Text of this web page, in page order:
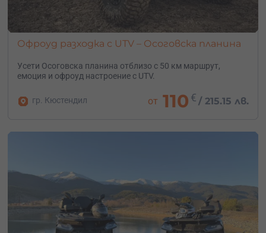
Офроуд разходка с UTV – Осоговска планина
Усети Осоговска планина отблизо с 50 км маршрут,
емоция и офроуд настроение с UTV.
гр. Кюстендил от 110 € /215.15 лв.